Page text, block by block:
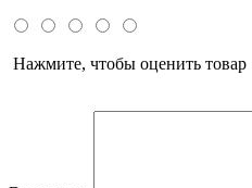
Нажмите, чтобы оценить товар